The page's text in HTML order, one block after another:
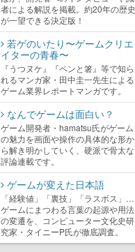
者による解説を掲載。約20年の歴史
が一望できる決定版！
若ゲのいたり〜ゲームクリエ
イターの青春〜
『うつヌケ』『ペンと箸』等で知ら
れるマンガ家・田中圭一先生による
ゲーム業界レポートマンガです。
なんでゲームは面白い？
ゲーム開発者・hamatsu氏がゲーム
の魅力を画面や操作の具体的な形か
ら解き明かしていく、硬派で骨太な
評論連載です。
ゲームが変えた日本語
「経験値」「裏技」「ラスボス」…
ゲームにまつわる言葉の起源や用法
の変遷を、コンピューター文化史研
究家・タイニーP氏が徹底調査。